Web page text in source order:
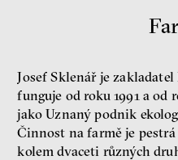
Josef Sklenář je
funguje od roku 1991 a od
jako Uznaný podnik
Činnost na farmě je
kolem dvaceti různých